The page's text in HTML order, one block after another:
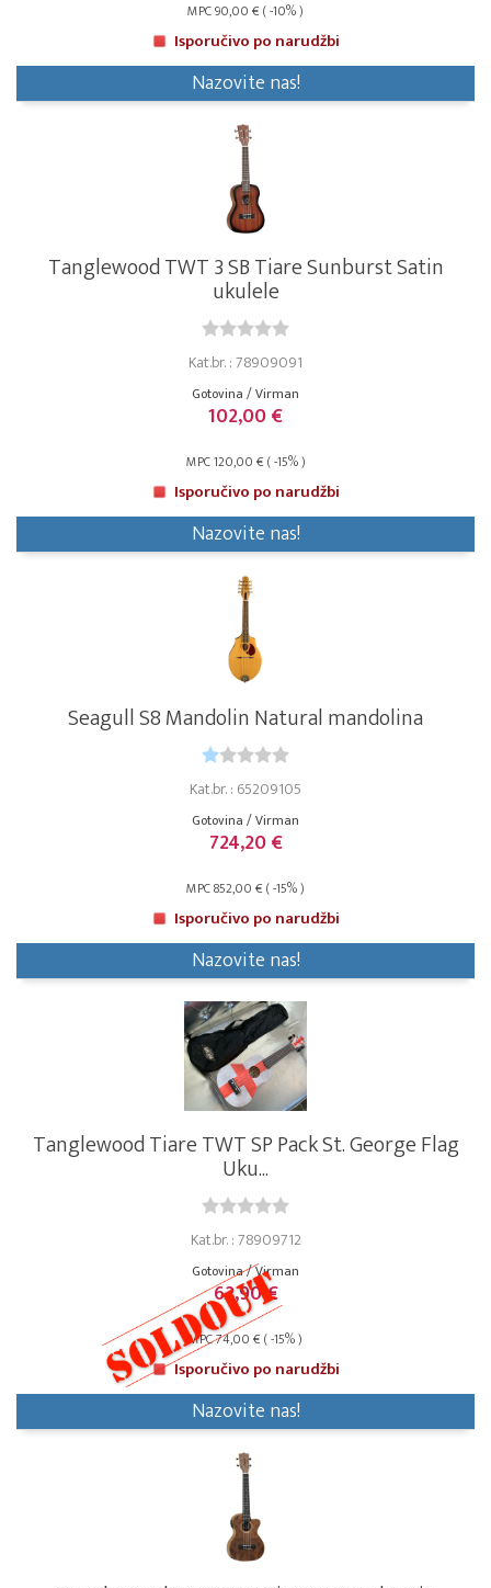
MPC 90,00 € ( -10% )
Isporučivo po narudžbi
Nazovite nas!
Tanglewood TWT 3 SB Tiare Sunburst Satin
ukulele
Kat.br. : 78909091
Gotovina / Virman
102,00 €
MPC 120,00 € ( -15% )
Isporučivo po narudžbi
Nazovite nas!
Seagull S8 Mandolin Natural mandolina
Kat.br. : 65209105
Gotovina / Virman
724,20 €
MPC 852,00 € ( -15% )
Isporučivo po narudžbi
Nazovite nas!
Tanglewood Tiare TWT SP Pack St. George Flag
Uku...
Kat.br. : 78909712
Gotovina / Virman
62,90 €
MPC 74,00 € ( -15% )
Isporučivo po narudžbi
Nazovite nas!